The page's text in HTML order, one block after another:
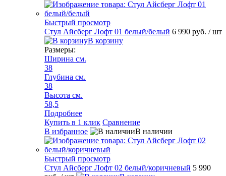
Быстрый просмотр
Стул Айсберг Лофт 01 белый/белый 6 990 руб. / шт
В корзину
Размеры:
Ширина см.
38
Глубина см.
38
Высота см.
58,5
Подробнее
Купить в 1 клик Сравнение
В избранное
В наличии
Быстрый просмотр
Стул Айсберг Лофт 02 белый/коричневый 5 990